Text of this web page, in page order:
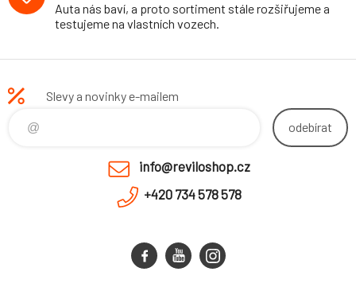
Auta nás baví, a proto sortiment stále rozšiřujeme a
testujeme na vlastních vozech.
Slevy a novinky e-mailem
odebírat
info@reviloshop.cz
+420 734 578 578